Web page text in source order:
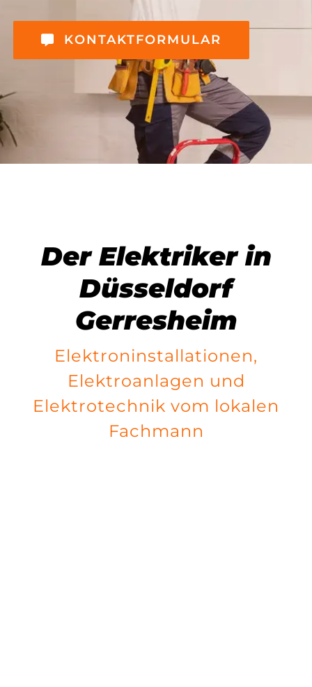
KONTAKTFORMULAR
Der Elektriker in
Düsseldorf
Gerresheim
Elektroninstallationen,
Elektroanlagen und
Elektrotechnik vom lokalen
Fachmann